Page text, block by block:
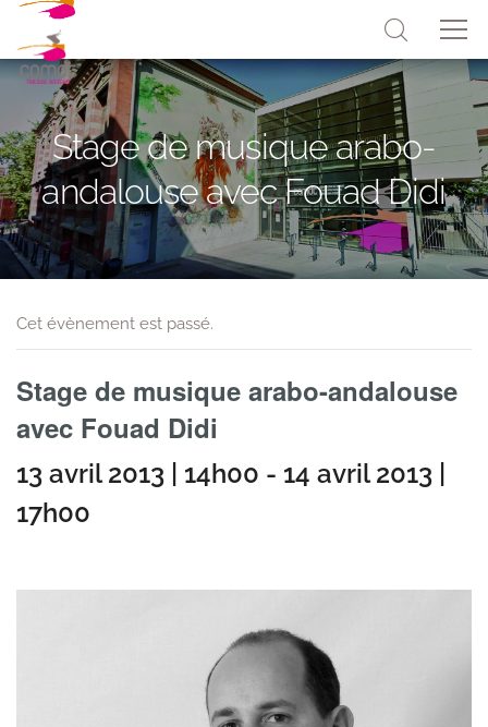
Stage de musique arabo-
andalouse avec Fouad Didi
Cet évènement est passé.
Stage de musique arabo-andalouse
avec Fouad Didi
13 avril 2013 | 14h00 - 14 avril 2013 |
17h00